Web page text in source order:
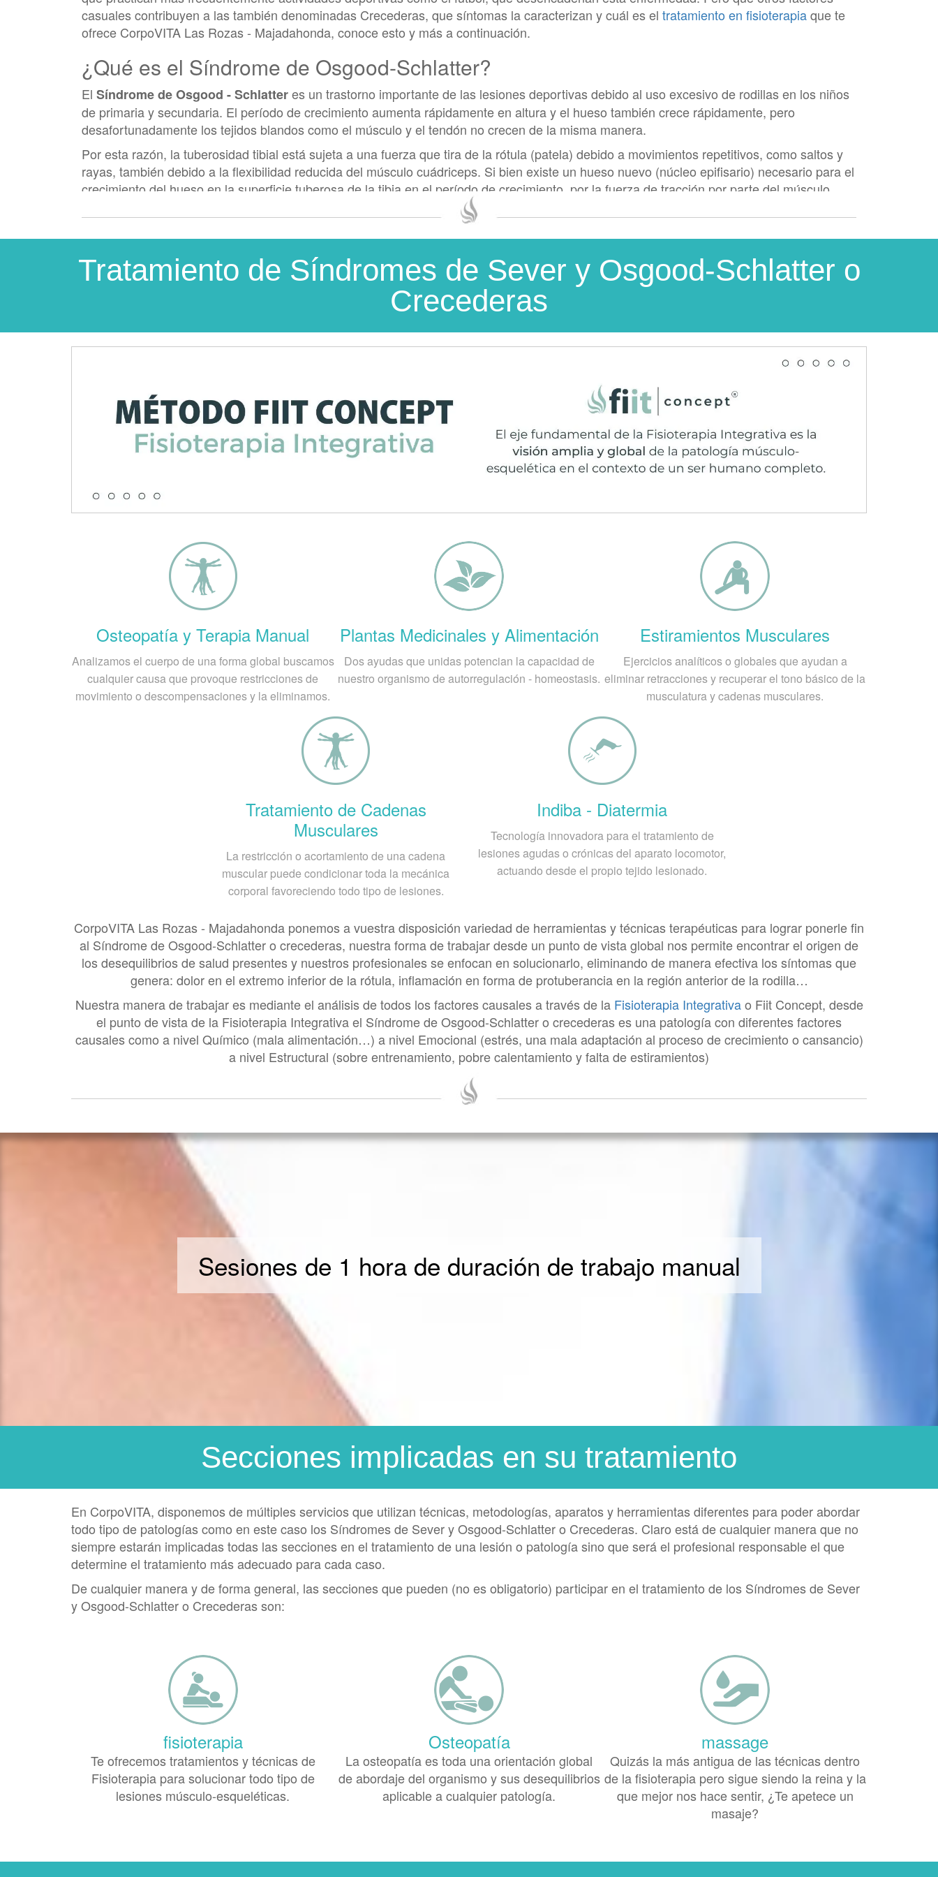
casuales contribuyen a las también denominadas Crecederas, que síntomas la caracterizan y cuál es el tratamiento en fisioterapiaque te
ofrece CorpoVITA Las Rozas - Majadahonda, conoce esto y más a continuación.
¿Qué es el Síndrome de Osgood-Schlatter?
El Síndrome de Osgood - Schlatteres un trastorno importante de las lesiones deportivas debido al uso excesivo de rodillas en los niños
de primaria y secundaria. El período de crecimiento aumenta rápidamente en altura y el hueso también crece rápidamente, pero
desafortunadamente los tejidos blandos como el músculo y el tendón no crecen de la misma manera.
Por esta razón, la tuberosidad tibial está sujeta a una fuerza que tira de la rótula (patela) debido a movimientos repetitivos, como saltos y
rayas, también debido a la flexibilidad reducida del músculo cuádriceps. Si bien existe un hueso nuevo (núcleo epifisario) necesario para el
crecimiento del hueso en la superficie tuberosa de la tibia en el período de crecimiento, por la fuerza de tracción por parte del músculo
cuádriceps el desarrollo del núcleo epifisario se sobresale y duele, formando una protuberancia visible.
¿Cuáles son los síntomas del Síndrome de Osgood-Schlatter?
Los principales síntomas del Síndrome de Osgood-Schlatter son dolor, hinchazón e hipersensibilidad de la tuberosidad tibial. Siendo así
los síntomas característicos de este síndrome son:
Dolor por debajo de la rodilla que se agrava con la actividad y se reduce con el descanso.
Hipersensibilidad o hinchazón frontal en la tuberosidad tibial.
La aparición del dolor es inconsistente y a menudo aparecen con el esfuerzo.
Muy a menudo, la distancia del talón aumenta, mostrando un acortamiento funcional de los cuádriceps.
La medida del ángulo poplíteo a menudo también muestra la retracción de los músculos isquiotibiales.
Arco o protuberancia visible en la parte anterior de la rodilla.
Se observa principalmente en niños o pre-adolescentes que practican un deporte entre los 11 y los 16 años, después de un exceso de
traumas repetidos. Las causas son las siguientes:
Crecimiento rápido.
La práctica deportiva intensiva.
Esta patología es típica del adolescente masculino, especialmente deportistas.
Deficiencia del gesto técnico o rigidez segmentaria y articular demasiado importante en la rodilla.
Acortamiento funcional de los cuádriceps.
Deficiencia alimenticia.
¿Cómo se realiza el diagnóstico médico de la Enfermedad de Osgood-Schlatter?
El diagnóstico de la Enfermedad de Osgood-Schlatter se basa en un examen físico y en los síntomas del niño o niña posiblemente
afectada. Las radiografías de la rodilla revelan un agrandamiento o fragmentación de la tuberosidad tibial. Sin embargo, los rayos X no son
necesarios a menos que se sugieran otras afecciones (como lesión articular o fracturas). Otros estudios como las resonancias magnéticas
permiten evidenciar el síndrome de Osgood-Schlatter y confirmar el diagnóstico.
Tratamiento de Síndromes de Sever y Osgood-Schlatter o
Crecederas
Osteopatía y Terapia Manual
Analizamos el cuerpo de una forma global buscamos
cualquier causa que provoque restricciones de
movimiento o descompensaciones y la eliminamos.
Plantas Medicinales y Alimentación
Dos ayudas que unidas potencian la capacidad de
nuestro organismo de autorregulación - homeostasis.
Estiramientos Musculares
Ejercicios analíticos o globales que ayudan a
eliminar retracciones y recuperar el tono básico de la
musculatura y cadenas musculares.
Tratamiento de Cadenas
Musculares
La restricción o acortamiento de una cadena
muscular puede condicionar toda la mecánica
corporal favoreciendo todo tipo de lesiones.
Indiba - Diatermia
Tecnología innovadora para el tratamiento de
lesiones agudas o crónicas del aparato locomotor,
actuando desde el propio tejido lesionado.
CorpoVITA Las Rozas - Majadahonda ponemos a vuestra disposición variedad de herramientas y técnicas terapéuticas para lograr ponerle fin
al Síndrome de Osgood-Schlatter o crecederas, nuestra forma de trabajar desde un punto de vista global nos permite encontrar el origen de
los desequilibrios de salud presentes y nuestros profesionales se enfocan en solucionarlo, eliminando de manera efectiva los síntomas que
genera: dolor en el extremo inferior de la rótula, inflamación en forma de protuberancia en la región anterior de la rodilla…
Nuestra manera de trabajar es mediante el análisis de todos los factores causales a través de la Fisioterapia Integrativao Fiit Concept, desde
el punto de vista de la Fisioterapia Integrativa el Síndrome de Osgood-Schlatter o crecederas es una patología con diferentes factores
causales como a nivel Químico (mala alimentación…) a nivel Emocional (estrés, una mala adaptación al proceso de crecimiento o cansancio)
a nivel Estructural (sobre entrenamiento, pobre calentamiento y falta de estiramientos)
Sesiones de 1 hora de duración de trabajo manual
Secciones implicadas en su tratamiento
En CorpoVITA, disponemos de múltiples servicios que utilizan técnicas, metodologías, aparatos y herramientas diferentes para poder abordar
todo tipo de patologías como en este caso los Síndromes de Sever y Osgood-Schlatter o Crecederas. Claro está de cualquier manera que no
siempre estarán implicadas todas las secciones en el tratamiento de una lesión o patología sino que será el profesional responsable el que
determine el tratamiento más adecuado para cada caso.
De cualquier manera y de forma general, las secciones que pueden (no es obligatorio) participar en el tratamiento de los Síndromes de Sever
y Osgood-Schlatter o Crecederas son:
fisioterapia
Te ofrecemos tratamientos y técnicas de
Fisioterapia para solucionar todo tipo de
lesiones músculo-esqueléticas.
Osteopatía
La osteopatía es toda una orientación global
de abordaje del organismo y sus desequilibrios
aplicable a cualquier patología.
massage
Quizás la más antigua de las técnicas dentro
de la fisioterapia pero sigue siendo la reina y la
que mejor nos hace sentir, ¿Te apetece un
masaje?